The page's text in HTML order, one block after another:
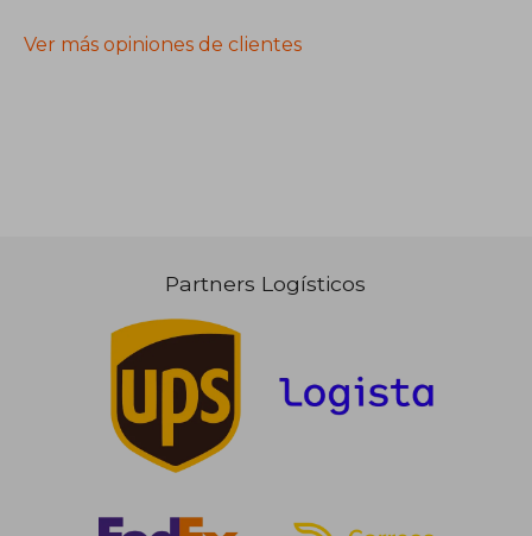
Ver más opiniones de clientes
Partners Logísticos